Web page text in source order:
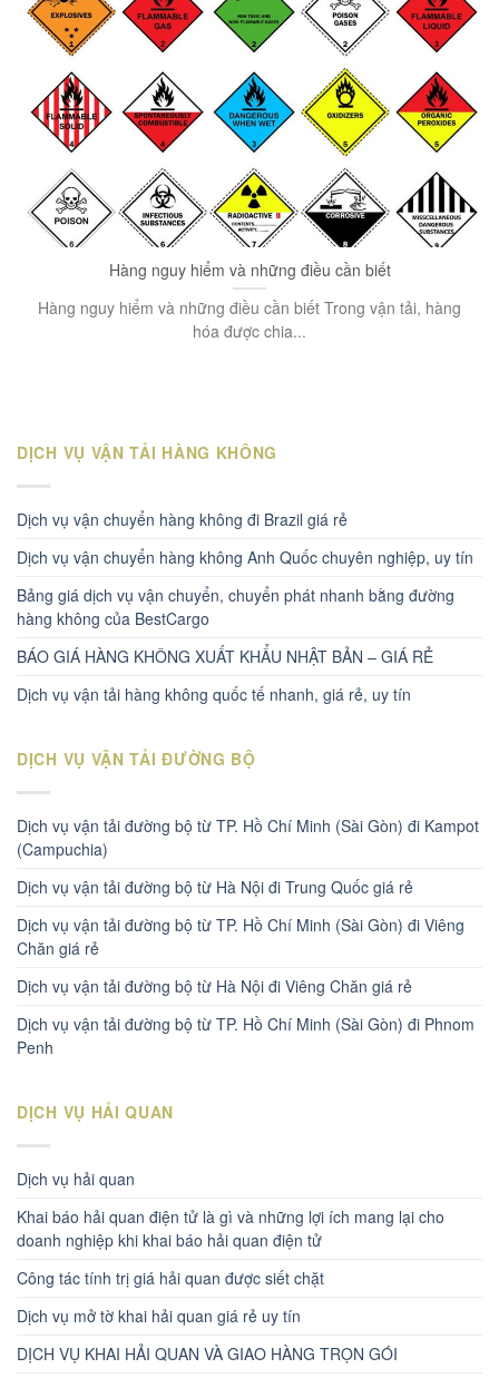
Hàng nguy hiểm và những điều cần biết
Hàng nguy hiểm và những điều cần biết Trong vận tải, hàng
hóa được chia...
DỊCH VỤ VẬN TẢI HÀNG KHÔNG
Dịch vụ vận chuyển hàng không đi Brazil giá rẻ
Dịch vụ vận chuyển hàng không Anh Quốc chuyên nghiệp, uy tín
Bảng giá dịch vụ vận chuyển, chuyển phát nhanh bằng đường
hàng không của BestCargo
BÁO GIÁ HÀNG KHÔNG XUẤT KHẨU NHẬT BẢN – GIÁ RẺ
Dịch vụ vận tải hàng không quốc tế nhanh, giá rẻ, uy tín
DỊCH VỤ VẬN TẢI ĐƯỜNG BỘ
Dịch vụ vận tải đường bộ từ TP. Hồ Chí Minh (Sài Gòn) đi Kampot
(Campuchia)
Dịch vụ vận tải đường bộ từ Hà Nội đi Trung Quốc giá rẻ
Dịch vụ vận tải đường bộ từ TP. Hồ Chí Minh (Sài Gòn) đi Viêng
Chăn giá rẻ
Dịch vụ vận tải đường bộ từ Hà Nội đi Viêng Chăn giá rẻ
Dịch vụ vận tải đường bộ từ TP. Hồ Chí Minh (Sài Gòn) đi Phnom
Penh
DỊCH VỤ HẢI QUAN
Dịch vụ hải quan
Khai báo hải quan điện tử là gì và những lợi ích mang lại cho
doanh nghiệp khi khai báo hải quan điện tử
Công tác tính trị giá hải quan được siết chặt
Dịch vụ mở tờ khai hải quan giá rẻ uy tín
DỊCH VỤ KHAI HẢI QUAN VÀ GIAO HÀNG TRỌN GÓI